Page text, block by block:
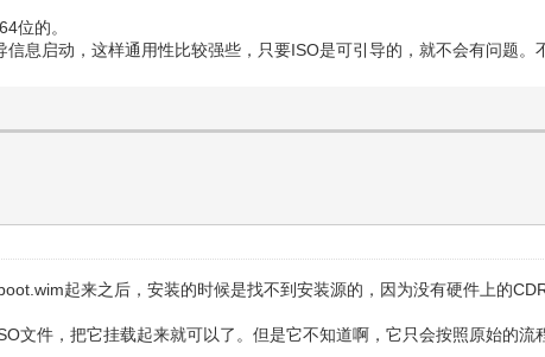
位的。
息启动，这样通用性比较强些，只要ISO是可引导的，就不会有问题。
起来之后，安装的时候是找不到安装源的，因为没有硬件上的
文件，把它挂载起来就可以了。但是它不知道啊，它只会按照原始的流